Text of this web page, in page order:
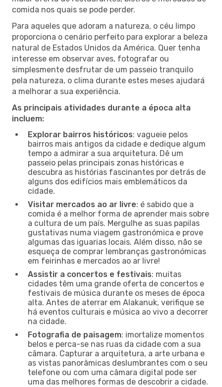
comida nos quais se pode perder.
Para aqueles que adoram a natureza, o céu limpo
proporciona o cenário perfeito para explorar a beleza
natural de Estados Unidos da América. Quer tenha
interesse em observar aves, fotografar ou
simplesmente desfrutar de um passeio tranquilo
pela natureza, o clima durante estes meses ajudará
a melhorar a sua experiência.
As principais atividades durante a época alta
incluem:
Explorar bairros históricos: vagueie pelos
bairros mais antigos da cidade e dedique algum
tempo a admirar a sua arquitetura. Dê um
passeio pelas principais zonas históricas e
descubra as histórias fascinantes por detrás de
alguns dos edifícios mais emblemáticos da
cidade.
Visitar mercados ao ar livre: é sabido que a
comida é a melhor forma de aprender mais sobre
a cultura de um país. Mergulhe as suas papilas
gustativas numa viagem gastronómica e prove
algumas das iguarias locais. Além disso, não se
esqueça de comprar lembranças gastronómicas
em feirinhas e mercados ao ar livre!
Assistir a concertos e festivais: muitas
cidades têm uma grande oferta de concertos e
festivais de música durante os meses de época
alta. Antes de aterrar em Alakanuk, verifique se
há eventos culturais e música ao vivo a decorrer
na cidade.
Fotografia de paisagem: imortalize momentos
belos e perca-se nas ruas da cidade com a sua
câmara. Capturar a arquitetura, a arte urbana e
as vistas panorâmicas deslumbrantes com o seu
telefone ou com uma câmara digital pode ser
uma das melhores formas de descobrir a cidade.